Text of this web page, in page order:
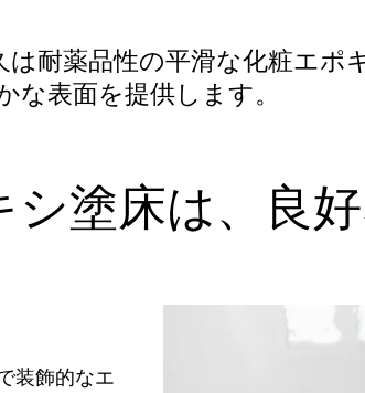
耐薬品性の平滑な化粧エポ
表面を提供します。
塗床は、良
装飾的なエ